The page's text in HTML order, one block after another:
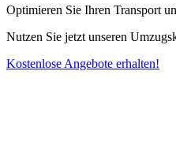
Optimieren Sie Ihren Transport
Nutzen Sie jetzt unseren
Kostenlose Angebote erhalten!